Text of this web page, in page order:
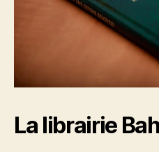
La librairie